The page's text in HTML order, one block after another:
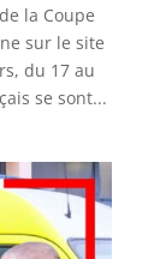
la Coupe
sur le site
du 17 au
se sont...